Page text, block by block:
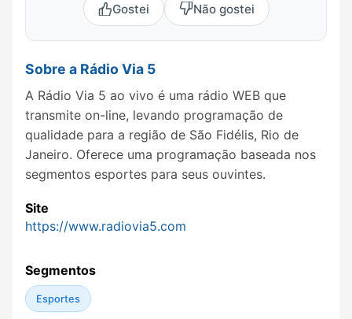
Gostei Não gostei
Sobre a Rádio Via 5
A Rádio Via 5 ao vivo é uma rádio WEB que
transmite on-line, levando programação de
qualidade para a região de São Fidélis, Rio de
Janeiro. Oferece uma programação baseada nos
segmentos esportes para seus ouvintes.
Site
https://www.radiovia5.com
Segmentos
Esportes